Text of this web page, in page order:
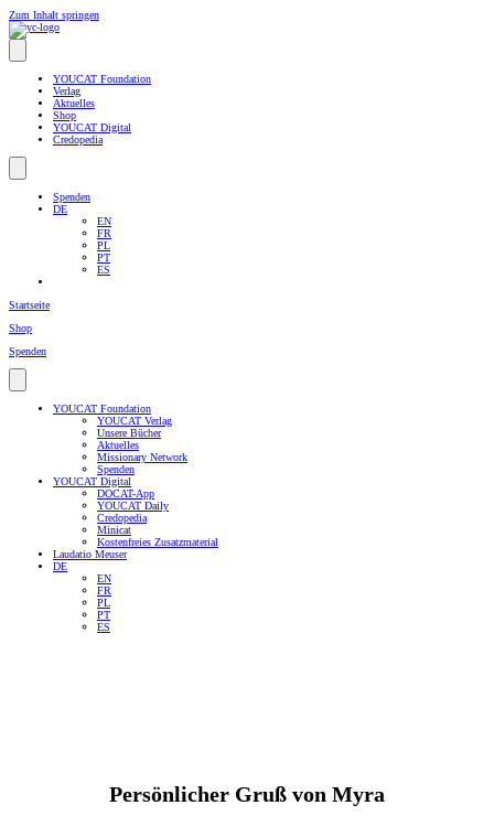
Zum Inhalt springen
YOUCAT Foundation
Verlag
Aktuelles
Shop
YOUCAT Digital
Credopedia
Spenden
DE
EN
FR
PL
PT
ES
Startseite
Shop
Spenden
YOUCAT Foundation
YOUCAT Verlag
Unsere Bücher
Aktuelles
Missionary Network
Spenden
YOUCAT Digital
DOCAT-App
YOUCAT Daily
Credopedia
Minicat
Kostenfreies Zusatzmaterial
Laudatio Meuser
DE
EN
FR
PL
PT
ES
Persönlicher Gruß von Myra